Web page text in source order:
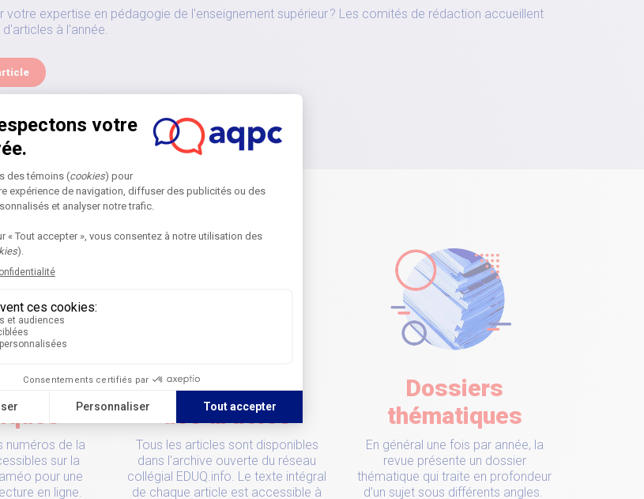
votre expertise en pédagogie de l'enseignement supérieur ? Les comités de rédaction accueillent
à l'année.
numéros de la
sur la
pour une
en ligne.
Archives
des articles
Tous les articles sont disponibles
dans l'archive ouverte du réseau
collégial EDUQ.info. Le texte intégral
de chaque article est accessible à
Dossiers
thématiques
En général une fois par année, la
revue présente un dossier
thématique qui traite en profondeur
d’un sujet sous différents angles.